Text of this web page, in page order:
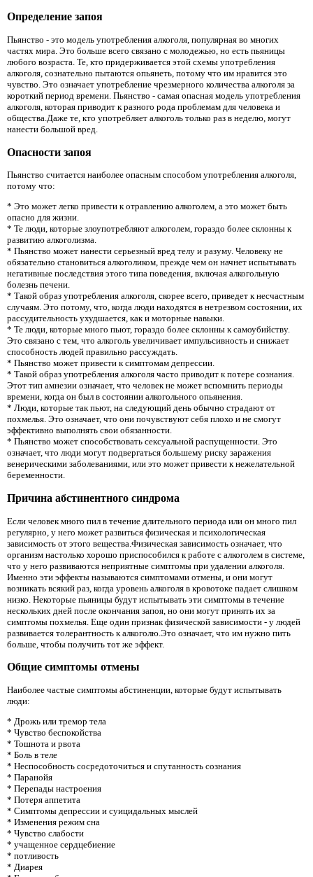
Определение запоя
Пьянство - это модель употребления алкоголя, популярная во многих
частях мира. Это больше всего связано с молодежью, но есть пьяницы
любого возраста. Те, кто придерживается этой схемы употребления
алкоголя, сознательно пытаются опьянеть, потому что им нравится это
чувство. Это означает употребление чрезмерного количества алкоголя за
короткий период времени. Пьянство - самая опасная модель употребления
алкоголя, которая приводит к разного рода проблемам для человека и
общества.Даже те, кто употребляет алкоголь только раз в неделю, могут
нанести большой вред.
Опасности запоя
Пьянство считается наиболее опасным способом употребления алкоголя,
потому что:
* Это может легко привести к отравлению алкоголем, а это может быть
опасно для жизни.
* Те люди, которые злоупотребляют алкоголем, гораздо более склонны к
развитию алкоголизма.
* Пьянство может нанести серьезный вред телу и разуму. Человеку не
обязательно становиться алкоголиком, прежде чем он начнет испытывать
негативные последствия этого типа поведения, включая алкогольную
болезнь печени.
* Такой образ употребления алкоголя, скорее всего, приведет к несчастным
случаям. Это потому, что, когда люди находятся в нетрезвом состоянии, их
рассудительность ухудшается, как и моторные навыки.
* Те люди, которые много пьют, гораздо более склонны к самоубийству.
Это связано с тем, что алкоголь увеличивает импульсивность и снижает
способность людей правильно рассуждать.
* Пьянство может привести к симптомам депрессии.
* Такой образ употребления алкоголя часто приводит к потере сознания.
Этот тип амнезии означает, что человек не может вспомнить периоды
времени, когда он был в состоянии алкогольного опьянения.
* Люди, которые так пьют, на следующий день обычно страдают от
похмелья. Это означает, что они почувствуют себя плохо и не смогут
эффективно выполнять свои обязанности.
* Пьянство может способствовать сексуальной распущенности. Это
означает, что люди могут подвергаться большему риску заражения
венерическими заболеваниями, или это может привести к нежелательной
беременности.
Причина абстинентного синдрома
Если человек много пил в течение длительного периода или он много пил
регулярно, у него может развиться физическая и психологическая
зависимость от этого вещества.Физическая зависимость означает, что
организм настолько хорошо приспособился к работе с алкоголем в системе,
что у него развиваются неприятные симптомы при удалении алкоголя.
Именно эти эффекты называются симптомами отмены, и они могут
возникать всякий раз, когда уровень алкоголя в кровотоке падает слишком
низко. Некоторые пьяницы будут испытывать эти симптомы в течение
нескольких дней после окончания запоя, но они могут принять их за
симптомы похмелья. Еще один признак физической зависимости - у людей
развивается толерантность к алкоголю.Это означает, что им нужно пить
больше, чтобы получить тот же эффект.
Общие симптомы отмены
Наиболее частые симптомы абстиненции, которые будут испытывать
люди:
* Дрожь или тремор тела
* Чувство беспокойства
* Тошнота и рвота
* Боль в теле
* Неспособность сосредоточиться и спутанность сознания
* Паранойя
* Перепады настроения
* Потеря аппетита
* Симптомы депрессии и суицидальных мыслей
* Изменения режим сна
* Чувство слабости
* учащенное сердцебиение
* потливость
* Диарея